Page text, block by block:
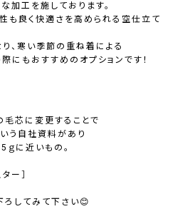
加工を施しております。
も良く快適さを高められる空仕立て
、寒い季節の重ね着による
にもおすすめのオプションです！
芯に変更することで
う自社資料があり
に近いもの。
ー］
ろしてみて下さい😊